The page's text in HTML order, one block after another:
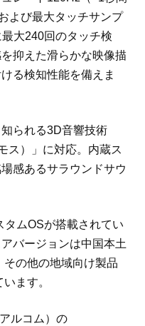
よび最大タッチサンプ
大240回のタッチ検
抑えた滑らかな映像描
る検知性能を備えま
られる3D音響技術
ス）」に対応。内蔵ス
感あるサラウンドサウ
ムOSが搭載されてい
バージョンは中国本土
の他の地域向け製品
ます。
ルコム）の